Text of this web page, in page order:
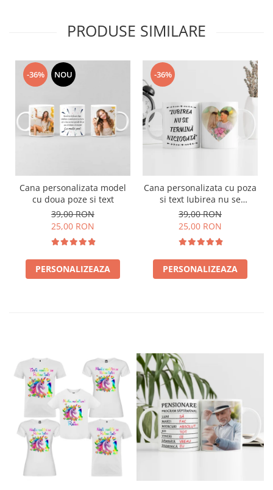
PRODUSE SIMILARE
-36% NOU
Cana personalizata model
cu doua poze si text
39,00 RON
25,00 RON
PERSONALIZEAZA
-36%
Cana personalizata cu poza
si text Iubirea nu se
termina niciodata
39,00 RON
25,00 RON
PERSONALIZEAZA